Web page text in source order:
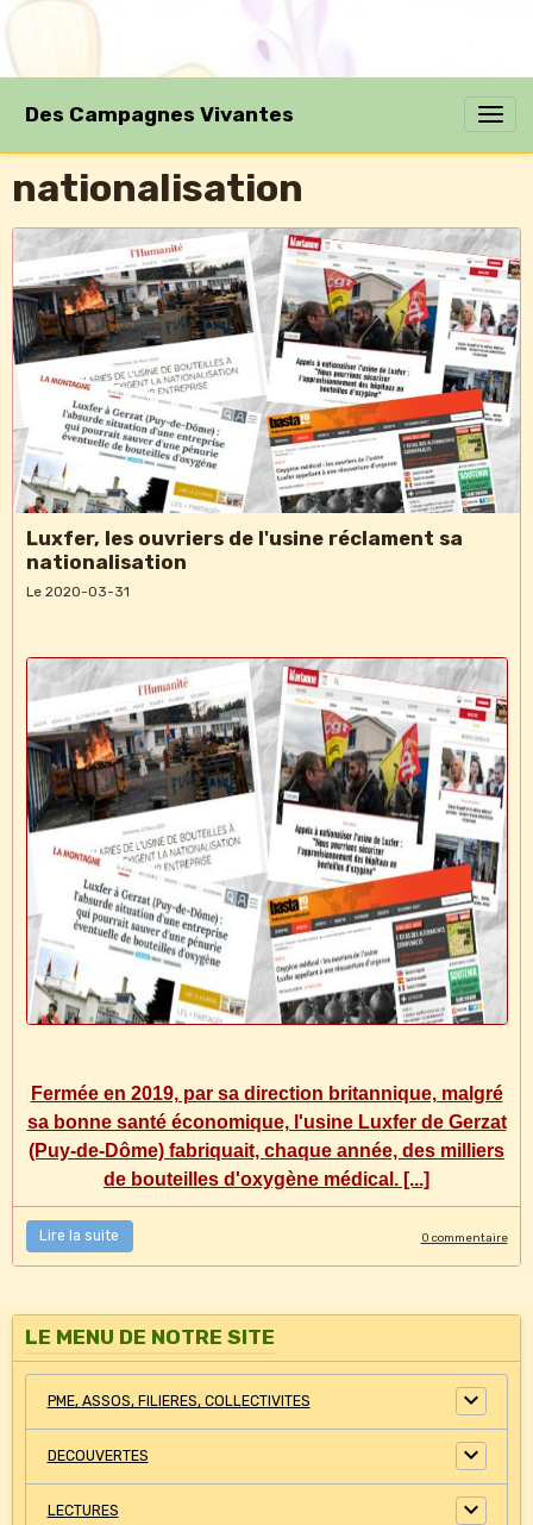
Des Campagnes Vivantes
nationalisation
Luxfer, les ouvriers de l'usine réclament sa
nationalisation
Le 2020-03-31
Fermée en 2019, par sa direction britannique, malgré
sa bonne santé économique, l'usine Luxfer de Gerzat
(Puy-de-Dôme) fabriquait, chaque année, des milliers
de bouteilles d'oxygène médical. [...]
Lire la suite 0 commentaire
LE MENU DE NOTRE SITE
PME, ASSOS, FILIERES, COLLECTIVITES
DECOUVERTES
LECTURES